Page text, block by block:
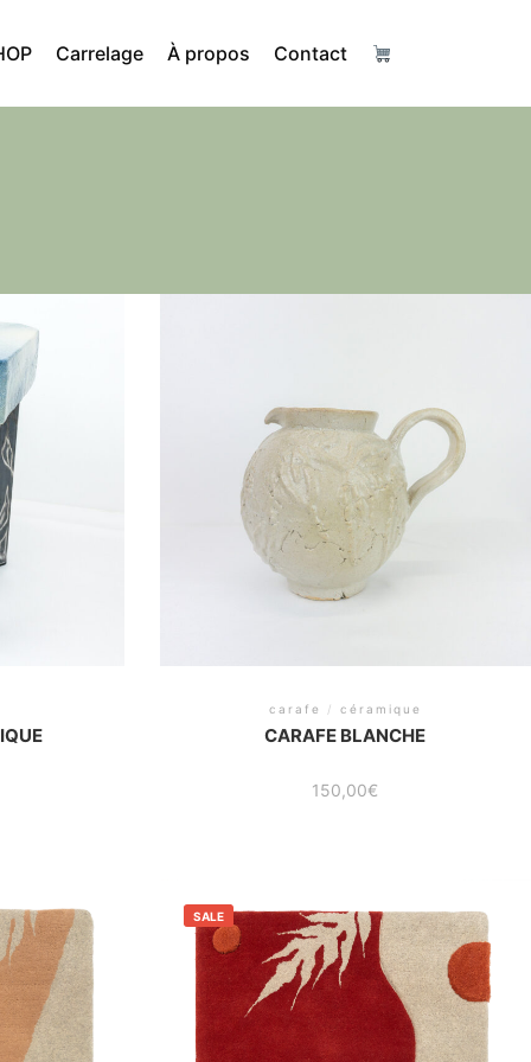
Carrelage À propos Contact
carafe / céramique
CARAFE BLANCHE
150,00€
SALE